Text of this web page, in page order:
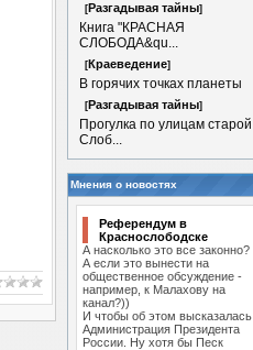
[Разгадывая тайны]
Книга "КРАСНАЯ
СЛОБОДА&qu...
[Краеведение]
В горячих точках планеты
[Разгадывая тайны]
Прогулка по улицам старой
Слоб...
Мнения о новостях
Референдум в
Краснослободске
А насколько это все законно?
А если это вынести на
общественное обсуждение -
например, к Малахову на
канал?))
И чтобы об этом высказалась
Администрация Президента
России. Ну хотя бы Песк